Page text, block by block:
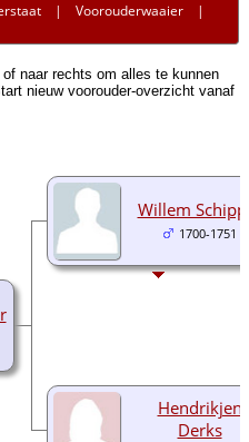
|Voorouderwaaier |
naar rechts om alles te kunnen
nieuw voorouder-overzicht vanaf
Willem
1700-1751
Hendrikjen
Derks